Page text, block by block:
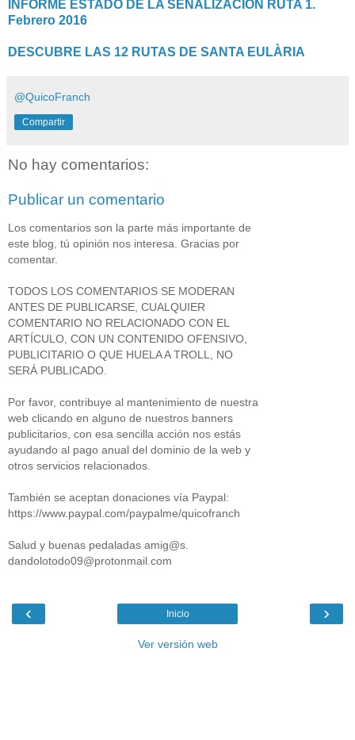
INFORME ESTADO DE LA SEÑALIZACIÓN RUTA 1.
Febrero 2016
DESCUBRE LAS 12 RUTAS DE SANTA EULÀRIA
@QuicoFranch
Compartir
No hay comentarios:
Publicar un comentario
Los comentarios son la parte más importante de
este blog, tú opinión nos interesa. Gracias por
comentar.
TODOS LOS COMENTARIOS SE MODERAN
ANTES DE PUBLICARSE, CUALQUIER
COMENTARIO NO RELACIONADO CON EL
ARTÍCULO, CON UN CONTENIDO OFENSIVO,
PUBLICITARIO O QUE HUELA A TROLL, NO
SERÁ PUBLICADO.
Por favor, contribuye al mantenimiento de nuestra
web clicando en alguno de nuestros banners
publicitarios, con esa sencilla acción nos estás
ayudando al pago anual del dominio de la web y
otros servicios relacionados.
También se aceptan donaciones vía Paypal:
https://www.paypal.com/paypalme/quicofranch
Salud y buenas pedaladas amig@s.
dandolotodo09@protonmail.com
‹ ›
Inicio
Ver versión web